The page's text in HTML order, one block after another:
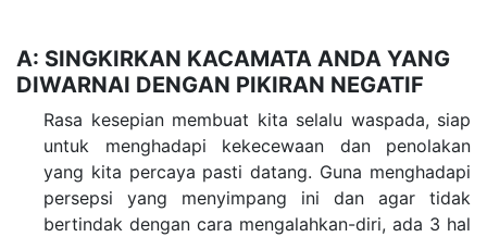
A: SINGKIRKAN KACAMATA ANDA YANG
DIWARNAI DENGAN PIKIRAN NEGATIF
Rasa kesepian membuat kita selalu waspada, siap
untuk menghadapi kekecewaan dan penolakan
yang kita percaya pasti datang. Guna menghadapi
persepsi yang menyimpang ini dan agar tidak
bertindak dengan cara mengalahkan-diri, ada 3 hal